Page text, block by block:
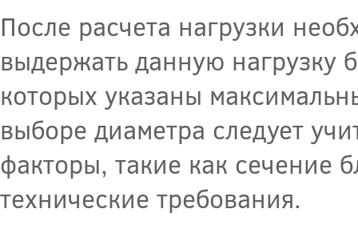
После расчета нагрузки
выдержать данную нагрузку
которых указаны
выборе диаметра следует
факторы, такие как сечение
технические требования.